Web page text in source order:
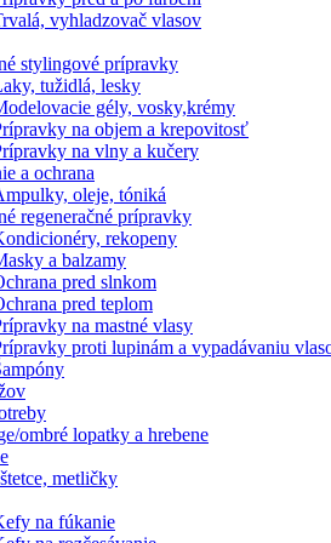
vyhladzovač vlasov
stylingové prípravky
tužidlá, lesky
gély, vosky,krémy
na objem a krepovitosť
na vlny a kučery
a ochrana
oleje, tóniká
regeneračné prípravky
rekopeny
a balzamy
pred slnkom
pred teplom
na mastné vlasy
proti lupinám a vypadávaniu
ombré lopatky a hrebene
metličky
na fúkanie